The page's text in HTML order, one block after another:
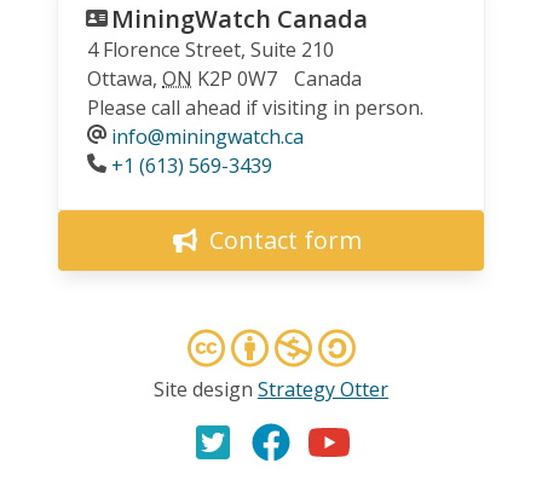
MiningWatch Canada
4 Florence Street, Suite 210
Ottawa, ON K2P 0W7
Canada
Please call ahead if visiting in person.
info@miningwatch.ca
Phone
+1 (613) 569-3439
Contact form
Site design Strategy Otter